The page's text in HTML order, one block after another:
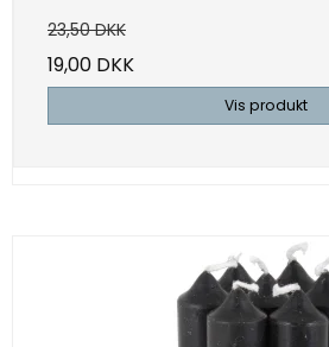
23,50 DKK
19,00 DKK
Vis produkt